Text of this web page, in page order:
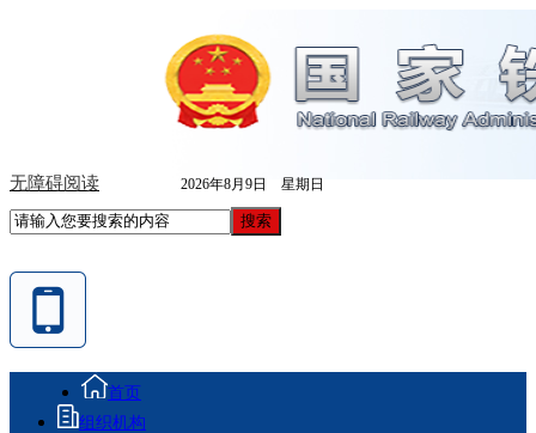
无障碍阅读 2026年8月9日 星期日
首页
组织机构